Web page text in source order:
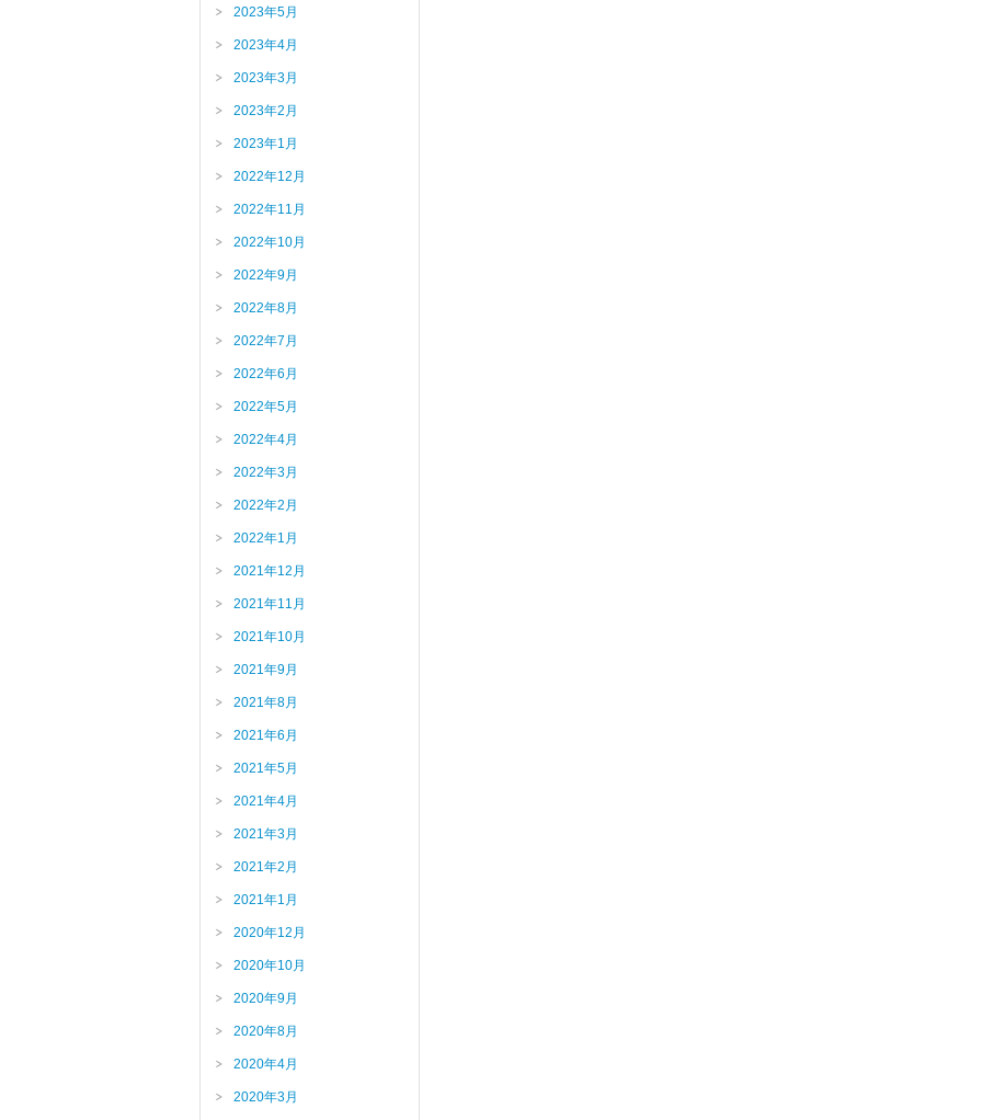
2023年5月
2023年4月
2023年3月
2023年2月
2023年1月
2022年12月
2022年11月
2022年10月
2022年9月
2022年8月
2022年7月
2022年6月
2022年5月
2022年4月
2022年3月
2022年2月
2022年1月
2021年12月
2021年11月
2021年10月
2021年9月
2021年8月
2021年6月
2021年5月
2021年4月
2021年3月
2021年2月
2021年1月
2020年12月
2020年10月
2020年9月
2020年8月
2020年4月
2020年3月